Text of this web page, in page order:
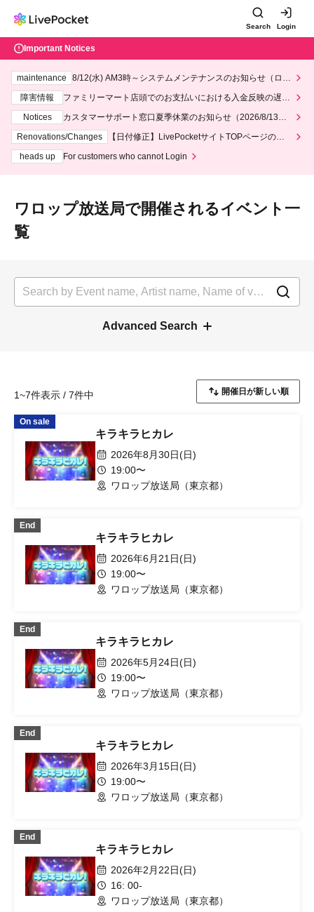
Search Login
Important Notices
maintenance
8/12(水) AM3時～システムメンテナンスのお知らせ（ロー
障害情報
ファミリーマート店頭でのお支払いにおける入金反映の遅延
Notices
カスタマーサポート窓口夏季休業のお知らせ（2026/8/13～2
026/8/14）
Renovations/Changes
【日付修正】LivePocketサイトTOPページのデ
heads up
For customers who cannot Login
ワロップ放送局で開催されるイベント一
覧
Advanced Search
1~7件表示 / 7件中
On sale
キラキラヒカレ
2026年8月30日(日)
19:00〜
ワロップ放送局（東京都）
End
キラキラヒカレ
2026年6月21日(日)
19:00〜
ワロップ放送局（東京都）
End
キラキラヒカレ
2026年5月24日(日)
19:00〜
ワロップ放送局（東京都）
End
キラキラヒカレ
2026年3月15日(日)
19:00〜
ワロップ放送局（東京都）
End
キラキラヒカレ
2026年2月22日(日)
16: 00-
ワロップ放送局（東京都）